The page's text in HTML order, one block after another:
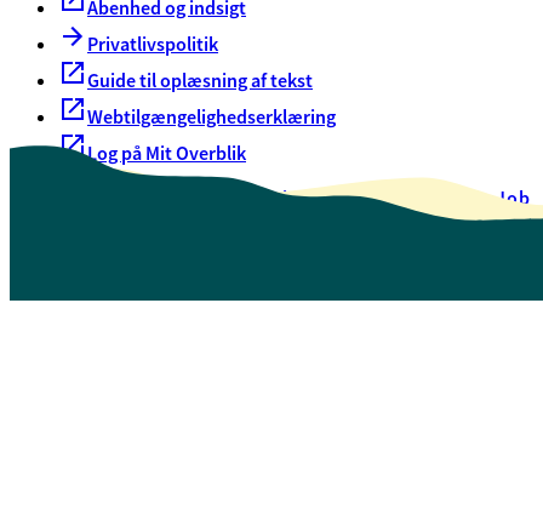
Åbenhed og indsigt
Privatlivspolitik
Guide til oplæsning af tekst
Webtilgængelighedserklæring
Log på Mit Overblik
Oversigt over selvbetjeningJob